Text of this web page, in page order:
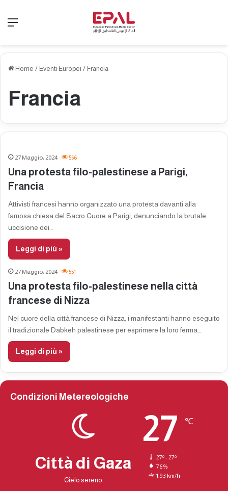
Home / Eventi Europei / Francia
Francia
27 Maggio، 2024 556
Una protesta filo-palestinese a Parigi,
Francia
Attivisti francesi hanno organizzato una protesta davanti alla
famosa chiesa del Sacro Cuore a Parigi, denunciando la brutale
uccisione dei…
Leggi di più »
27 Maggio، 2024 551
Una protesta filo-palestinese nella città
francese di Nizza
Nel cuore della città francese di Nizza, i manifestanti hanno eseguito
il tradizionale Dabkeh palestinese per esprimere la loro ferma…
Leggi di più »
Condizioni Metereologiche
Città di Gaza
Cielo sereno
27 ℃
27º - 27º
76%
1.93 km/h